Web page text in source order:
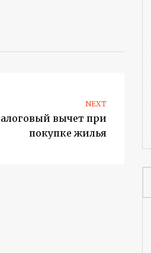
NEXT
вычет при
покупке жилья